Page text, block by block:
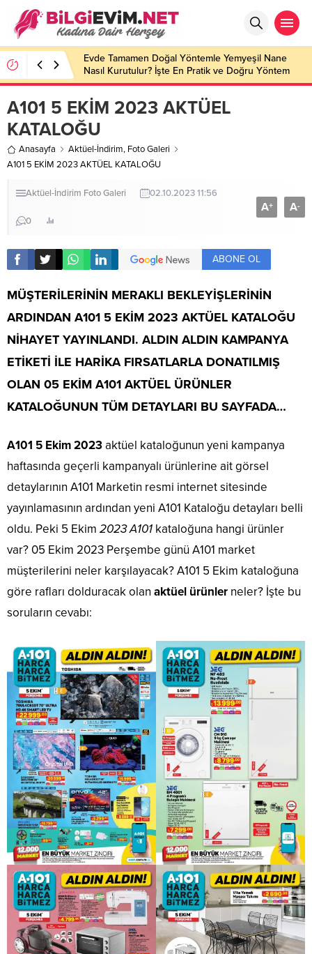
Evde Tamamen Doğal Yöntemle Yemyeşil Nane
Nasıl Kurutulur? İşte En Pratik ve Doğru Yöntem
A101 5 EKİM 2023 AKTÜEL
KATALOĞU
Anasayfa Aktüel-İndirim, Foto Galeri
A101 5 EKİM 2023 AKTÜEL KATALOĞU
Aktüel-İndirim Foto Galeri 02.10.2023 11:56
0
A+ A-
ABONE OL
MÜŞTERİLERİNİN MERAKLI BEKLEYİŞLERİNİN
ARDINDAN A101 5 EKİM 2023 AKTÜEL KATALOĞU
NİHAYET YAYINLANDI. ALDIN ALDIN KAMPANYA
ETİKETİ İLE HARİKA FIRSATLARLA DONATILMIŞ
OLAN 05 EKİM A101 AKTÜEL ÜRÜNLER
KATALOĞUNUN TÜM DETAYLARI BU SAYFADA…
A101 5 Ekim 2023aktüel kataloğunun yeni kampanya
haftasında geçerli kampanyalı ürünlerine ait görsel
detaylarının A101 Marketin resmi internet sitesinde
yayınlamasının ardından yeni A101 Kataloğu detayları belli
oldu. Peki 5 Ekim 2023 A101 kataloğuna hangi ürünler
var? 05 Ekim 2023 Perşembe günü A101 market
müşterilerini neler karşılayacak? A101 5 Ekim kataloğuna
göre rafları dolduracak olan aktüel ürünler neler? İşte bu
soruların cevabı: